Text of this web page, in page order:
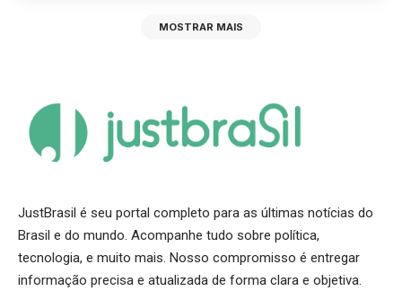
MOSTRAR MAIS
JustBrasil é seu portal completo para as últimas notícias do
Brasil e do mundo. Acompanhe tudo sobre política,
tecnologia, e muito mais. Nosso compromisso é entregar
informação precisa e atualizada de forma clara e objetiva.